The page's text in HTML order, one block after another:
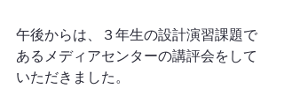
午後からは、
３年生の設計演習課題で
あるメディアセンターの講評会をして
いただきました。